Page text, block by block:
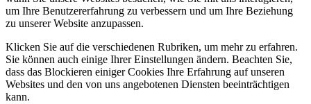
um Ihre Benutzererfahrung zu verbessern und um Ihre Beziehung
zu unserer Website anzupassen.
Klicken Sie auf die verschiedenen Rubriken, um mehr zu erfahren.
Sie können auch einige Ihrer Einstellungen ändern. Beachten Sie,
dass das Blockieren einiger Cookies Ihre Erfahrung auf unseren
Websites und den von uns angebotenen Diensten beeinträchtigen
kann.